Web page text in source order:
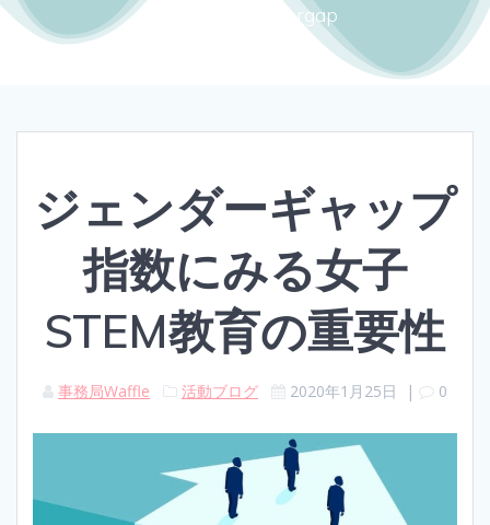
Close the gendergap
ジェンダーギャップ
指数にみる女子
STEM教育の重要性
事務局Waffle 活動ブログ 2020年1月25日 | 0